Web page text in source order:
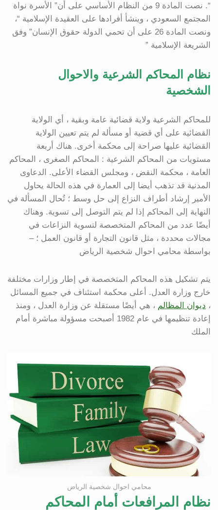
“. نصت المادة 9 من النظام الأساسي على أن” الأسرة نواة
المجتمع السعودي ، وينشأ أفرادها على العقيدة الإسلامية “،
ونصت المادة 26 على أن تحمي الدولة حقوق الإنسان” وفق
الشريعة الإسلامية ”
نظام المحاكم الشرعية والاحوال
الشخصية
للمحاكم الشرعية ولاية قضائية عامة وبقية ، أي الولاية
القضائية على أي قضية أو مسألة لم يتم تعيين الولاية
القضائية عليها صراحة إلى محكمة أخرى. هناك أربعة
مستويات من المحاكم الشرعية : المحاكم الصغرى ، المحاكم
العامة ، محكمة النقض ، ومجلس القضاء الأعلى. الدعاوى
المدنية قد تذهب أيضا إلى العمارة في هذه الحالة يحاول
الأمير إرشاد أطراف النزاع إلى حل وسط ؛ تُحال المسألة في
النهاية إلى المحاكم إذا لم يتم التوصل إلى تسوية. وهناك
أيضًا عدد من المحاكم المتخصصة لتسوية النزاعات في
مجالات محددة ، مثل قانون التجارة أو قانون العمل ؛ –
بواسطة محامي احوال شخصية الرياض
يتم تشكيل هذه المحاكم المتخصصة في إطار وزارات مختلفة
خارج وزارة العدل. أعلى محكمة استئناف في جميع المسائل
، ديوان المظالم ، هي أيضًا مستقلة عن وزارة العدل ، ومنذ
إعادة تنظيمها في عام 1982 أصبحت مسؤولة مباشرة أمام
الملك
محامي احوال شخصية الرياض
نظام المرافعات أمام المحاكم